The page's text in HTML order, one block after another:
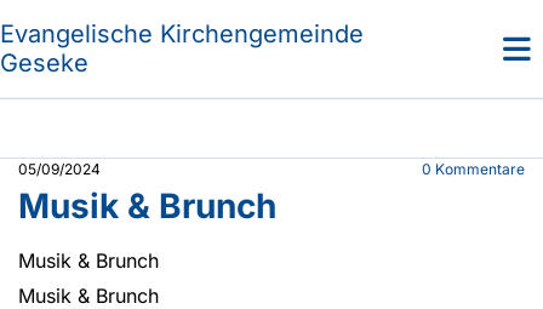
Evangelische Kirchengemeinde
Geseke
05/09/2024 0 Kommentare
Musik & Brunch
Musik & Brunch
Musik & Brunch